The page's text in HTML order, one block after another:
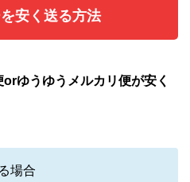
安く送る方法
ゆうゆうメルカリ便が安く
場合